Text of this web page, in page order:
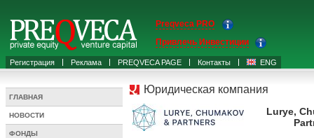
Регистрация Реклама PREQVECA PAGE Контакты ENG
Preqveca PRO
Привлечь Инвестиции
ГЛАВНАЯ
НОВОСТИ
ФОНДЫ
Юридическая компания
Lurye,